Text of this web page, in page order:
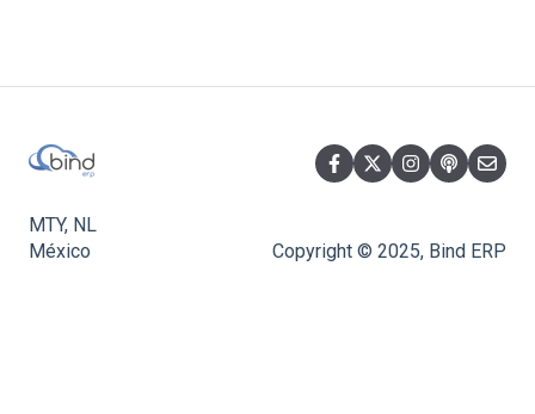
MTY, NL
México
Copyright © 2025, Bind ERP